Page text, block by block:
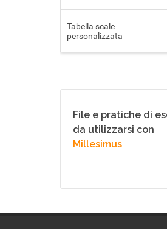
Tabella scale
personalizzata
File e pratiche di
da utilizzarsi con
Millesimus